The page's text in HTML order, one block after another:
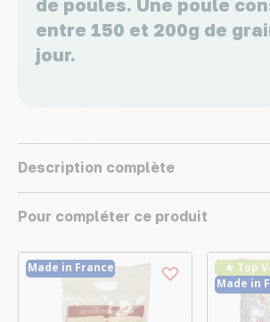
entre 150 et 200g de
jour.
Description complète
Pour compléter ce produit
Made in France
★ Top
Made in